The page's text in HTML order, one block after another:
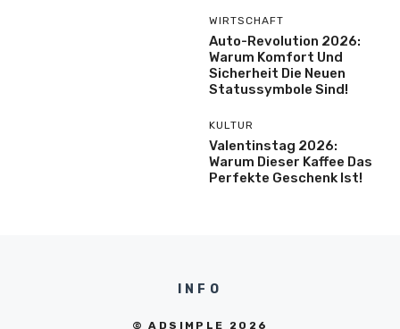
WIRTSCHAFT
Auto-Revolution 2026:
Warum Komfort Und
Sicherheit Die Neuen
Statussymbole Sind!
KULTUR
Valentinstag 2026:
Warum Dieser Kaffee Das
Perfekte Geschenk Ist!
INFO
© ADSIMPLE 2026